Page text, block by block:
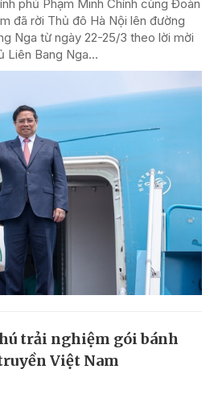
phủ Phạm Minh Chính cùng Đoàn
đã rời Thủ đô Hà Nội lên đường
Nga từ ngày 22-25/3 theo lời mời
Liên Bang Nga...
trải nghiệm gói bánh
Việt Nam